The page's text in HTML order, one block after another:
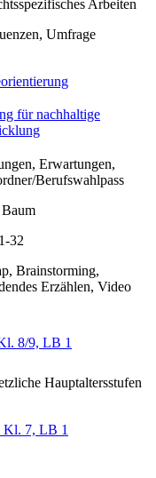
Arbeiten
Umfrage
für nachhaltige
Erwartungen,
Berufswahlpass
32
Brainstorming,
Erzählen, Video
8/9, LB 1
Hauptaltersstufen
7, LB 1